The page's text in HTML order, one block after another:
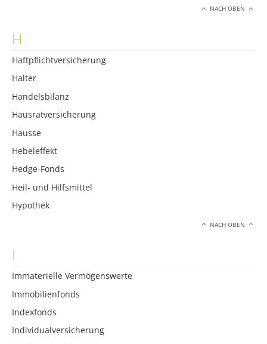
NACH OBEN
H
Haftpflichtversicherung
Halter
Handelsbilanz
Hausratversicherung
Hausse
Hebeleffekt
Hedge-Fonds
Heil- und Hilfsmittel
Hypothek
NACH OBEN
I
Immaterielle Vermögenswerte
Immobilienfonds
Indexfonds
Individualversicherung